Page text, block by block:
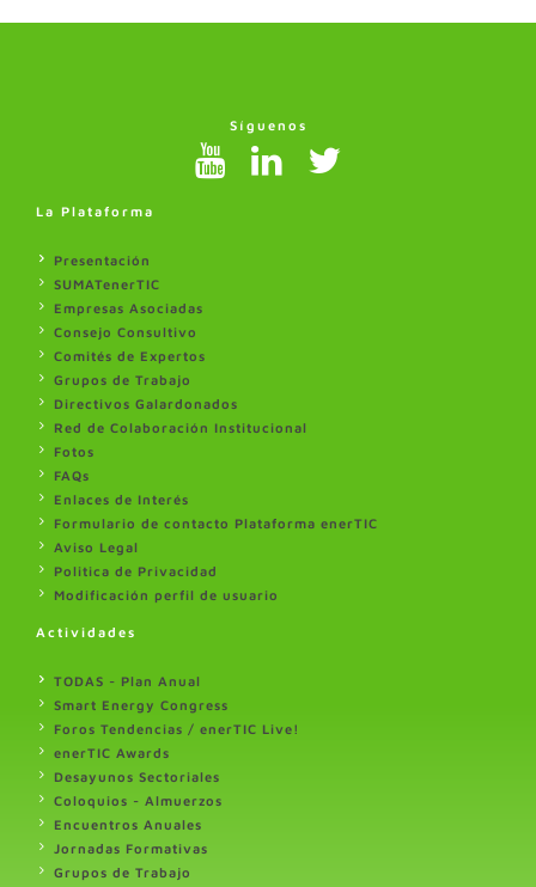
Síguenos
La Plataforma
Presentación
SUMATenerTIC
Empresas Asociadas
Consejo Consultivo
Comités de Expertos
Grupos de Trabajo
Directivos Galardonados
Red de Colaboración Institucional
Fotos
FAQs
Enlaces de Interés
Formulario de contacto Plataforma enerTIC
Aviso Legal
Politica de Privacidad
Modificación perfil de usuario
Actividades
TODAS - Plan Anual
Smart Energy Congress
Foros Tendencias / enerTIC Live!
enerTIC Awards
Desayunos Sectoriales
Coloquios - Almuerzos
Encuentros Anuales
Jornadas Formativas
Grupos de Trabajo